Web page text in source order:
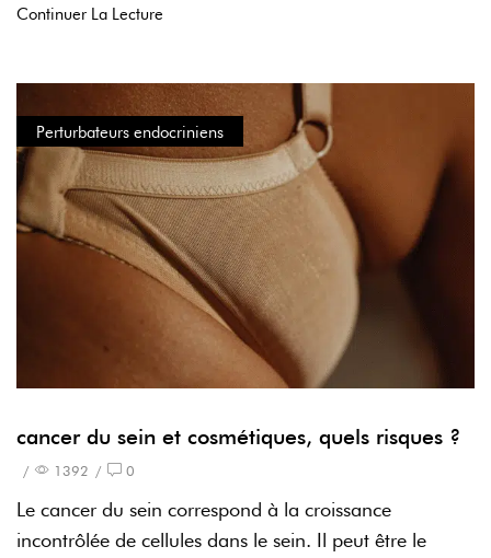
Continuer La Lecture
Perturbateurs endocriniens
cancer du sein et cosmétiques, quels risques ?
/ 1392 / 0
Le cancer du sein correspond à la croissance
incontrôlée de cellules dans le sein. Il peut être le